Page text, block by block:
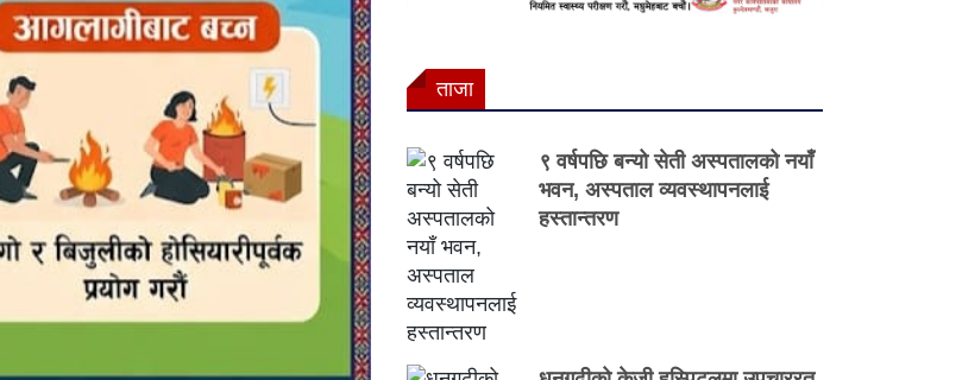
ताजा
९ वर्षपछि बन्यो सेती अस्पतालको नयाँ
भवन, अस्पताल व्यवस्थापनलाई
हस्तान्तरण